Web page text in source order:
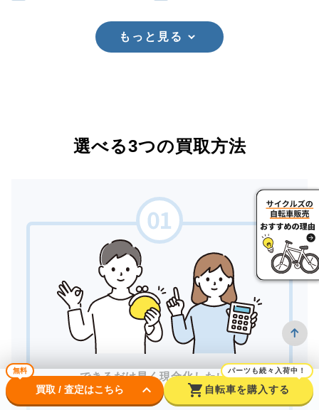
もっと見る
選べる3つの買取方法
できるだけ早く現金化したい。
対面で安心して取引したい。
無料
買取 / 査定はこちら keyboard_arrow_down shopping_cart
パーツも続々入荷中！
自転車を購入する